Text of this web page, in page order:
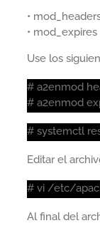
•
• mod_expires
Use los
# a2enmod
# a2enmod
# systemctl
Editar el
# vi /etc/
Al final del